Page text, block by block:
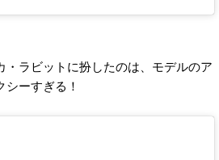
・ラビットに扮したのは、モデルのア
ーすぎる！